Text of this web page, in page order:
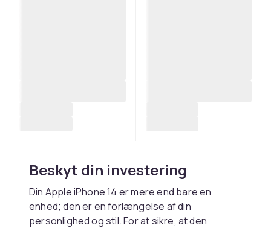
Beskyt din investering
Din Apple iPhone 14 er mere end bare en
enhed; den er en forlængelse af din
personlighed og stil. For at sikre, at den